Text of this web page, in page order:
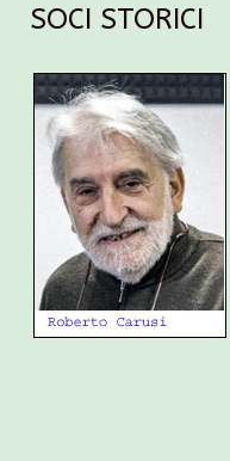
SOCI STORICI